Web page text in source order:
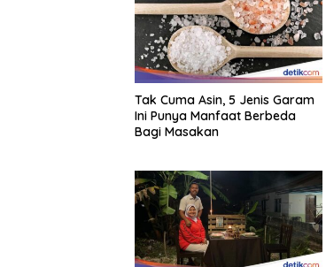
Tak Cuma Asin, 5 Jenis Garam
Ini Punya Manfaat Berbeda
Bagi Masakan